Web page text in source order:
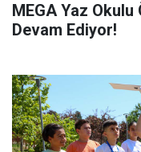
MEGA Yaz
Devam Ediyor!